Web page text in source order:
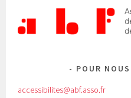
POUR
accessibilites@abf.asso.fr